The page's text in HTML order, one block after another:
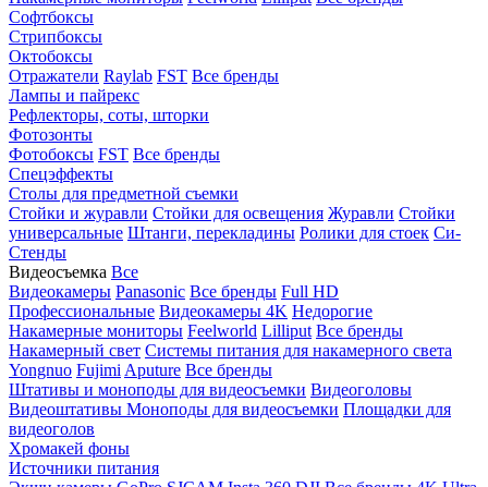
Софтбоксы
Стрипбоксы
Октобоксы
Отражатели Raylab FST Все бренды
Лампы и пайрекс
Рефлекторы, соты, шторки
Фотозонты
Фотобоксы FST Все бренды
Спецэффекты
Столы для предметной съемки
Стойки и журавли Стойки для освещения Журавли Стойки
универсальные Штанги, перекладины Ролики для стоек Си-
Стенды
Видеосъемка Все
Видеокамеры Panasonic Все бренды Full HD
Профессиональные Видеокамеры 4K Недорогие
Накамерные мониторы Feelworld Lilliput Все бренды
Накамерный свет Системы питания для накамерного света
Yongnuo Fujimi Aputure Все бренды
Штативы и моноподы для видеосъемки Видеоголовы
Видеоштативы Моноподы для видеосъемки Площадки для
видеоголов
Хромакей фоны
Источники питания